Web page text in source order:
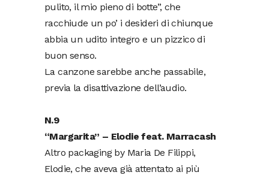
pulito, il mio pieno di botte”, che
racchiude un po’ i desideri di chiunque
abbia un udito integro e un pizzico di
buon senso.
La canzone sarebbe anche passabile,
previa la disattivazione dell’audio.
N.9
“Margarita” – Elodie feat. Marracash
Altro packaging by Maria De Filippi,
Elodie, che aveva già attentato ai più